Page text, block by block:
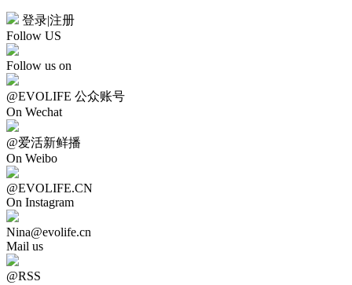
登录|注册
Follow US
Follow us on
@EVOLIFE 公众账号
On Wechat
@爱活新鲜播
On Weibo
@EVOLIFE.CN
On Instagram
Nina@evolife.cn
Mail us
@RSS